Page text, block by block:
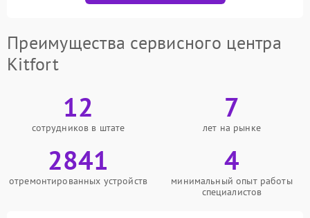
Преимущества сервисного центра
Kitfort
12
сотрудников в штате
7
лет на рынке
2841
отремонтированных устройств
4
минимальный опыт работы
специалистов